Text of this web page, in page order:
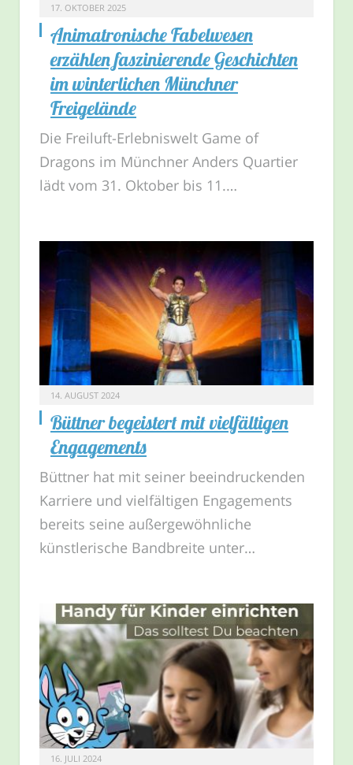
17. OKTOBER 2025
Animatronische Fabelwesen
erzählen faszinierende Geschichten
im winterlichen Münchner
Freigelände
Die Freiluft-Erlebniswelt Game of
Dragons im Münchner Anders Quartier
lädt vom 31. Oktober bis 11.…
14. AUGUST 2024
Büttner begeistert mit vielfältigen
Engagements
Büttner hat mit seiner beeindruckenden
Karriere und vielfältigen Engagements
bereits seine außergewöhnliche
künstlerische Bandbreite unter…
16. JULI 2024